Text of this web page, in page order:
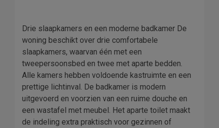
Drie slaapkamers en een moderne badkamer De
woning beschikt over drie comfortabele
slaapkamers, waarvan één met een
tweepersoonsbed en twee met aparte bedden.
Alle kamers hebben voldoende kastruimte en een
prettige lichtinval. De badkamer is modern
uitgevoerd en voorzien van een ruime douche en
een wastafel met meubel. Het aparte toilet maakt
de indeling extra praktisch voor gezinnen of